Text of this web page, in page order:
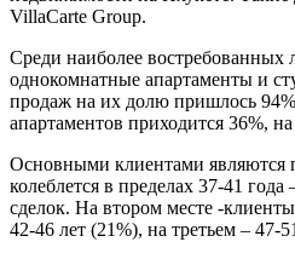
VillaCarte Group.
Среди наиболее востребованных
однокомнатные апартаменты и
продаж на их долю пришлось
апартаментов приходится 36%,
Основными клиентами являются
колеблется в пределах 37-41
сделок. На втором месте -
42-46 лет (21%), на третьем – 47-